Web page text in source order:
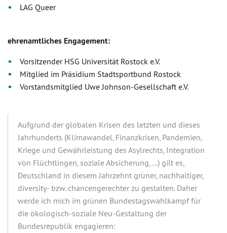
LAG Queer
ehrenamtliches Engagement:
Vorsitzender HSG Universität Rostock e.V.
Mitglied im Präsidium Stadtsportbund Rostock
Vorstandsmitglied Uwe Johnson-Gesellschaft e.V.
Aufgrund der globalen Krisen des letzten und dieses
Jahrhunderts (Klimawandel, Finanzkrisen, Pandemien,
Kriege und Gewährleistung des Asylrechts, Integration
von Flüchtlingen, soziale Absicherung, ...) gilt es,
Deutschland in diesem Jahrzehnt grüner, nachhaltiger,
diversity- bzw. chancengerechter zu gestalten. Daher
werde ich mich im grünen Bundestagswahlkampf für
die ökologisch-soziale Neu-Gestaltung der
Bundesrepublik engagieren: